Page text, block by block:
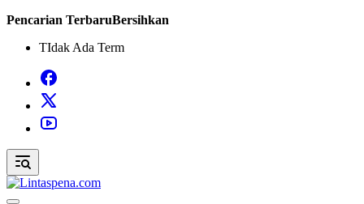
Pencarian TerbaruBersihkan
TIdak Ada Term